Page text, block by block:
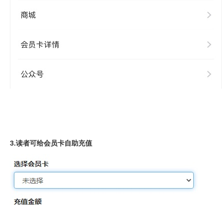
3.读者可给会员卡自助充值